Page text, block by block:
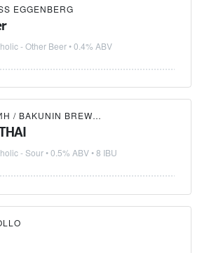
EGGENBERG
- Other Beer• 0.4% ABV
БАКУНИН / BAKUNIN BREWING CO.
- Sour• 0.5% ABV • 8 IBU